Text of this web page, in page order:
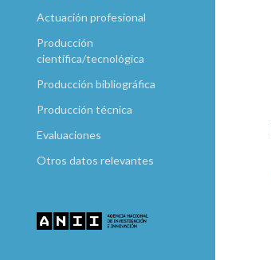
Actuación profesional
Producción
científica/tecnológica
Producción bibliográfica
Producción técnica
Evaluaciones
Otros datos relevantes